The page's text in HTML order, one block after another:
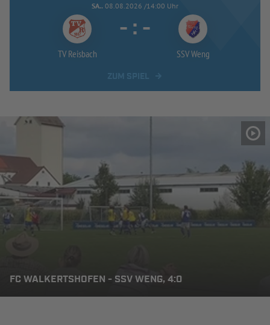
SA.. 08.08.2026 /14:00 Uhr
TV Reisbach
- : -
SSV Weng
FC WALKERTSHOFEN - SSV WENG, 4:0